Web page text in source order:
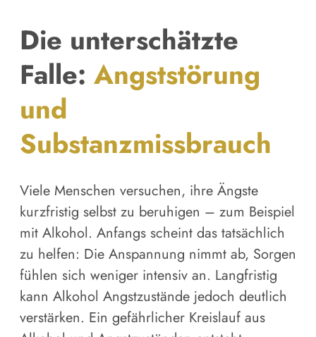
Die unterschätzte
Falle: Angststörung
und
Substanzmissbrauch
Viele Menschen versuchen, ihre Ängste
kurzfristig selbst zu beruhigen – zum Beispiel
mit Alkohol. Anfangs scheint das tatsächlich
zu helfen: Die Anspannung nimmt ab, Sorgen
fühlen sich weniger intensiv an. Langfristig
kann Alkohol Angstzustände jedoch deutlich
verstärken. Ein gefährlicher Kreislauf aus